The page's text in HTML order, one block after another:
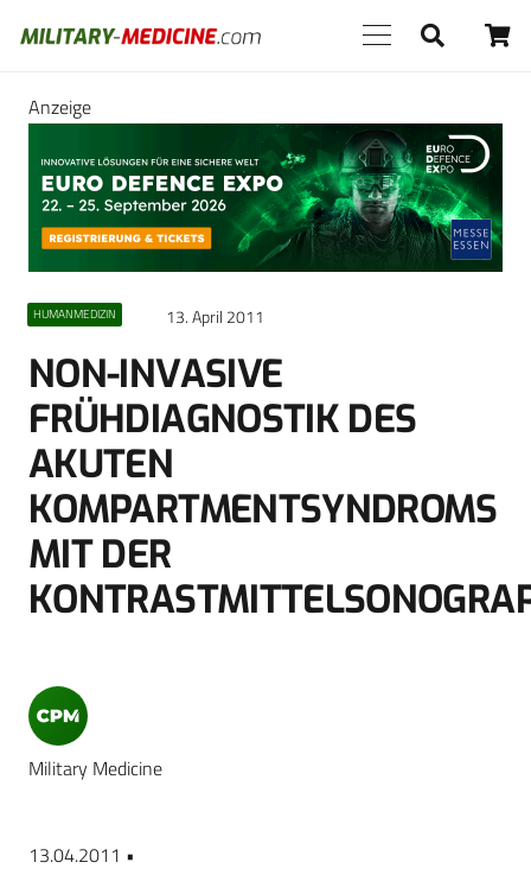
Anzeige
HUMANMEDIZIN 13. April 2011
NON-INVASIVE
FRÜHDIAGNOSTIK DES
AKUTEN
KOMPARTMENTSYNDROMS
MIT DER
Military Medicine
13.04.2011 •